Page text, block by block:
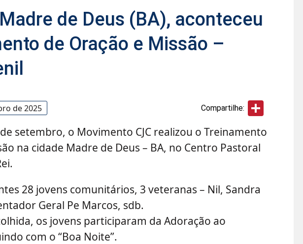
de Deus (BA), aconteceu
de Oração e Missão –
de 2025 Compartilhe:
setembro, o Movimento CJC realizou o Treinamento
na cidade Madre de Deus – BA, no Centro Pastoral
28 jovens comunitários, 3 veteranas – Nil, Sandra
Geral Pe Marcos, sdb.
os jovens participaram da Adoração ao
com o “Boa Noite”.